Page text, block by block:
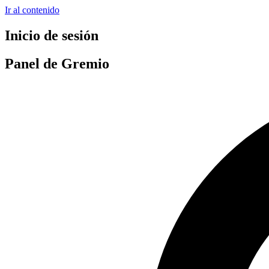
Ir al contenido
Inicio de sesión
Panel de Gremio